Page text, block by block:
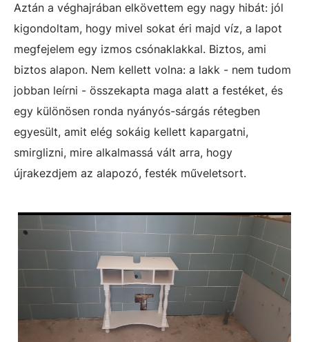
Aztán a véghajrában elkövettem egy nagy hibát: jól
kigondoltam, hogy mivel sokat éri majd víz, a lapot
megfejelem egy izmos csónaklakkal. Biztos, ami
biztos alapon. Nem kellett volna: a lakk - nem tudom
jobban leírni - összekapta maga alatt a festéket, és
egy különösen ronda nyányós-sárgás rétegben
egyesült, amit elég sokáig kellett kapargatni,
smirglizni, mire alkalmassá vált arra, hogy
újrakezdjem az alapozó, festék műveletsort.